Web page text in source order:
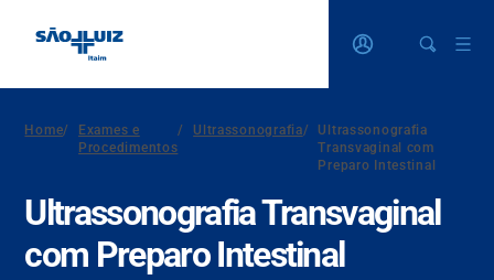
Home/
Exames e
Procedimentos
/ Ultrassonografia/
Ultrassonografia
Transvaginal com
Preparo Intestinal
Ultrassonografia Transvaginal
com Preparo Intestinal